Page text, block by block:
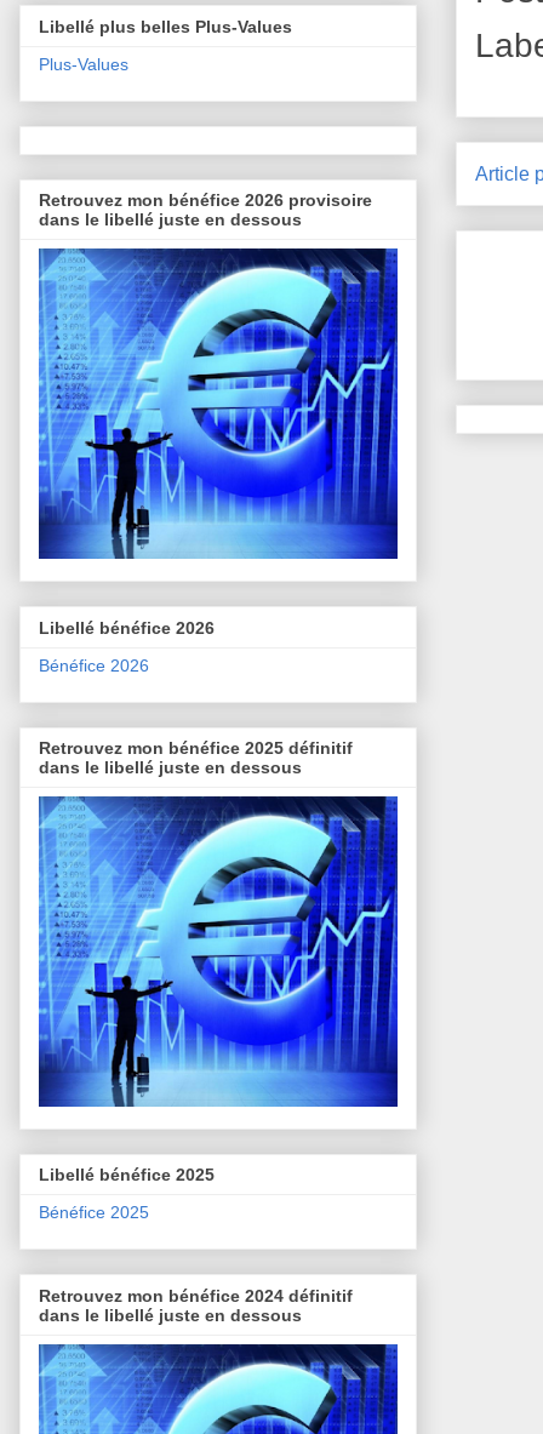
Article
Libellé plus belles Plus-Values
Plus-Values
Retrouvez mon bénéfice 2026 provisoire
dans le libellé juste en dessous
Libellé bénéfice 2026
Bénéfice 2026
Retrouvez mon bénéfice 2025 définitif
dans le libellé juste en dessous
Libellé bénéfice 2025
Bénéfice 2025
Retrouvez mon bénéfice 2024 définitif
dans le libellé juste en dessous